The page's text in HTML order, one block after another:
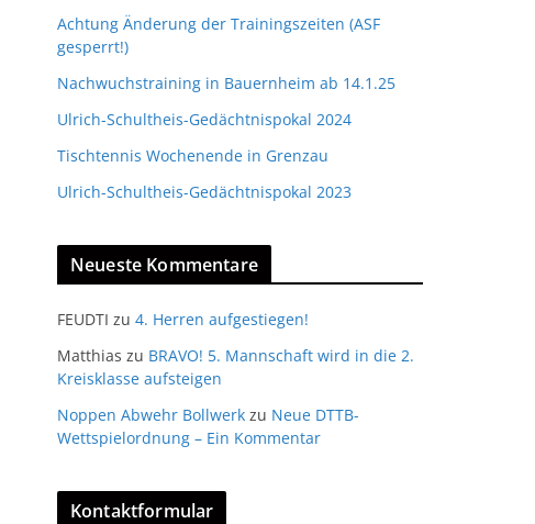
Achtung Änderung der Trainingszeiten (ASF
gesperrt!)
Nachwuchstraining in Bauernheim ab 14.1.25
Ulrich-Schultheis-Gedächtnispokal 2024
Tischtennis Wochenende in Grenzau
Ulrich-Schultheis-Gedächtnispokal 2023
Neueste Kommentare
FEUDTI zu 4. Herren aufgestiegen!
Matthias zu BRAVO! 5. Mannschaft wird in die 2.
Kreisklasse aufsteigen
Noppen Abwehr Bollwerk zu Neue DTTB-
Wettspielordnung – Ein Kommentar
Kontaktformular